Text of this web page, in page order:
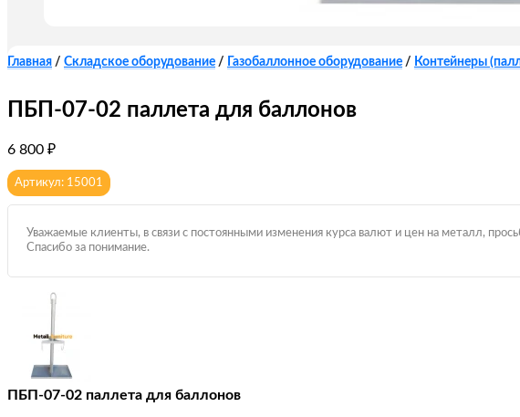
Главная / Складское оборудование / Газобаллонное оборудование / Контейнеры
ПБП-07-02 паллета для баллонов
6 800 ₽
Артикул: 15001
Уважаемые клиенты, в связи с постоянными изменения курса валют и цен на металл,
Спасибо за понимание.
ПБП-07-02 паллета для баллонов